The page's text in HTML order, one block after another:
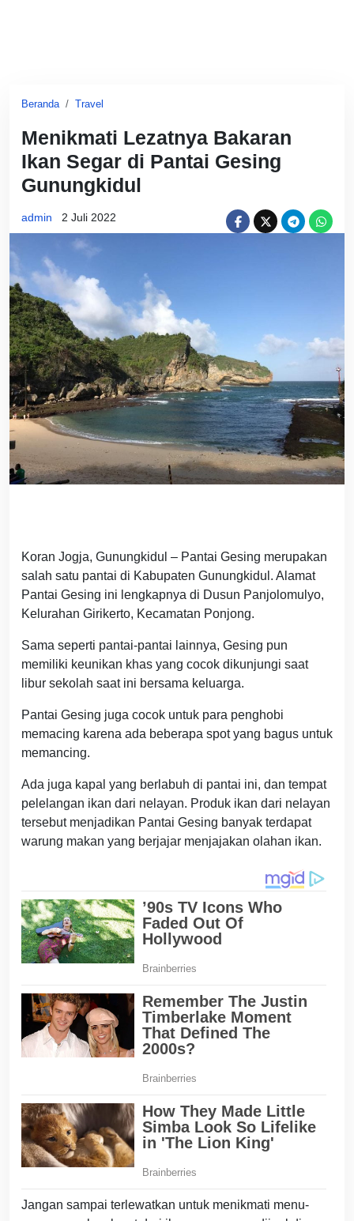
Beranda Travel
Menikmati Lezatnya Bakaran
Ikan Segar di Pantai Gesing
Gunungkidul
admin 2 Juli 2022
Koran Jogja, Gunungkidul – Pantai Gesing merupakan
salah satu pantai di Kabupaten Gunungkidul. Alamat
Pantai Gesing ini lengkapnya di Dusun Panjolomulyo,
Kelurahan Girikerto, Kecamatan Ponjong.
Sama seperti pantai-pantai lainnya, Gesing pun
memiliki keunikan khas yang cocok dikunjungi saat
libur sekolah saat ini bersama keluarga.
Pantai Gesing juga cocok untuk para penghobi
memacing karena ada beberapa spot yang bagus untuk
memancing.
Ada juga kapal yang berlabuh di pantai ini, dan tempat
pelelangan ikan dari nelayan. Produk ikan dari nelayan
tersebut menjadikan Pantai Gesing banyak terdapat
warung makan yang berjajar menjajakan olahan ikan.
Jangan sampai terlewatkan untuk menikmati menu-